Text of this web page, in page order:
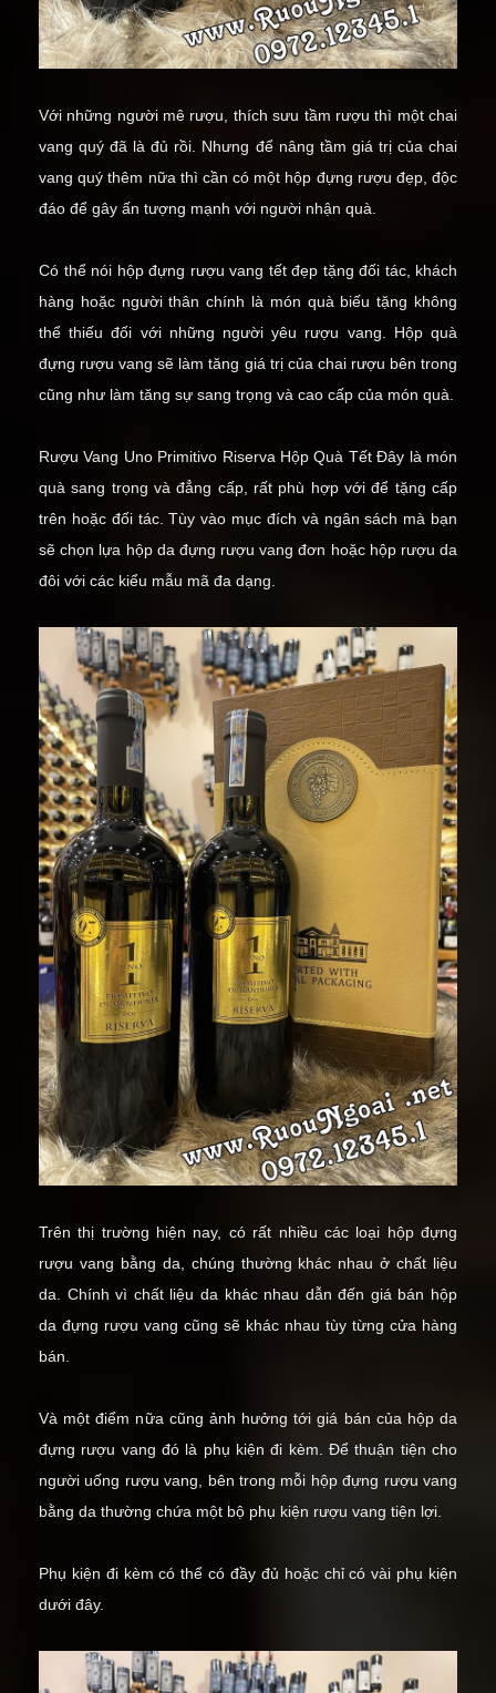
Với những người mê rượu, thích sưu tầm rượu thì một chai
vang quý đã là đủ rồi. Nhưng để nâng tầm giá trị của chai
vang quý thêm nữa thì cần có một hộp đựng rượu đẹp, độc
đáo để gây ấn tượng mạnh với người nhận quà.
Có thể nói hộp đựng rượu vang tết đẹp tặng đối tác, khách
hàng hoặc người thân chính là món quà biếu tặng không
thể thiếu đối với những người yêu rượu vang. Hộp quà
đựng rượu vang sẽ làm tăng giá trị của chai rượu bên trong
cũng như làm tăng sự sang trọng và cao cấp của món quà.
Rượu Vang Uno Primitivo Riserva Hộp Quà TếtĐây là món
quà sang trọng và đẳng cấp, rất phù hợp với để tặng cấp
trên hoặc đối tác. Tùy vào mục đích và ngân sách mà bạn
sẽ chọn lựa hộp da đựng rượu vang đơn hoặc hộp rượu da
đôi với các kiểu mẫu mã đa dạng.
Trên thị trường hiện nay, có rất nhiều các loại hộp đựng
rượu vang bằng da, chúng thường khác nhau ở chất liệu
da. Chính vì chất liệu da khác nhau dẫn đến giá bán hộp
da đựng rượu vang cũng sẽ khác nhau tùy từng cửa hàng
bán.
Và một điểm nữa cũng ảnh hưởng tới giá bán của hộp da
đựng rượu vang đó là phụ kiện đi kèm. Để thuận tiện cho
người uống rượu vang, bên trong mỗi hộp đựng rượu vang
bằng da thường chứa một bộ phụ kiện rượu vang tiện lợi.
Phụ kiện đi kèm có thể có đầy đủ hoặc chỉ có vài phụ kiện
dưới đây.